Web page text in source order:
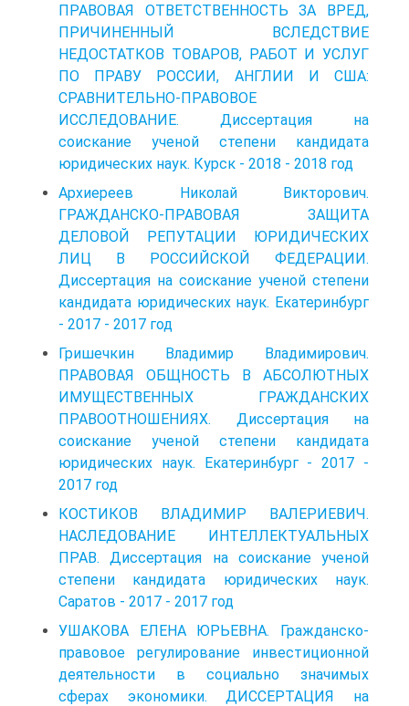
ПРАВОВАЯ ОТВЕТСТВЕННОСТЬ ЗА ВРЕД,
ПРИЧИНЕННЫЙ ВСЛЕДСТВИЕ
НЕДОСТАТКОВ ТОВАРОВ, РАБОТ И УСЛУГ
ПО ПРАВУ РОССИИ, АНГЛИИ И США:
СРАВНИТЕЛЬНО-ПРАВОВОЕ
ИССЛЕДОВАНИЕ. Диссертация на
соискание ученой степени кандидата
юридических наук. Курск - 2018 - 2018 год
Архиереев Николай Викторович.
ГРАЖДАНСКО-ПРАВОВАЯ ЗАЩИТА
ДЕЛОВОЙ РЕПУТАЦИИ ЮРИДИЧЕСКИХ
ЛИЦ В РОССИЙСКОЙ ФЕДЕРАЦИИ.
Диссертация на соискание ученой степени
кандидата юридических наук. Екатеринбург
- 2017 - 2017 год
Гришечкин Владимир Владимирович.
ПРАВОВАЯ ОБЩНОСТЬ В АБСОЛЮТНЫХ
ИМУЩЕСТВЕННЫХ ГРАЖДАНСКИХ
ПРАВООТНОШЕНИЯХ. Диссертация на
соискание ученой степени кандидата
юридических наук. Екатеринбург - 2017 -
2017 год
КОСТИКОВ ВЛАДИМИР ВАЛЕРИЕВИЧ.
НАСЛЕДОВАНИЕ ИНТЕЛЛЕКТУАЛЬНЫХ
ПРАВ. Диссертация на соискание ученой
степени кандидата юридических наук.
Саратов - 2017 - 2017 год
УШАКОВА ЕЛЕНА ЮРЬЕВНА. Гражданско-
правовое регулирование инвестиционной
деятельности в социально значимых
сферах экономики. ДИССЕРТАЦИЯ на